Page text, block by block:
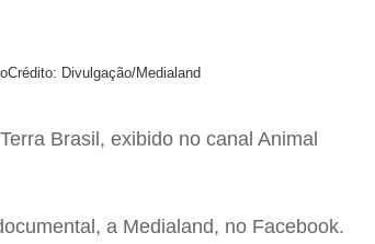
Crédito: Divulgação/Medialand
Brasil, exibido no canal Animal
a Medialand, no Facebook.